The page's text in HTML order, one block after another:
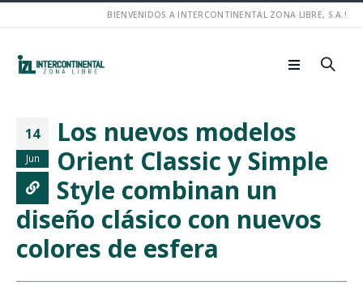
BIENVENIDOS A INTERCONTINENTAL ZONA LIBRE, S.A.!
14
Jun
Los nuevos modelos
Orient Classic y Simple
Style combinan un
diseño clásico con nuevos
colores de esfera